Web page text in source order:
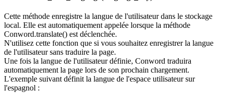
Cette méthode enregistre la langue de l'utilisateur dans le stockage
local. Elle est automatiquement appelée lorsque la méthode
Conword.translate() est déclenchée.
N'utilisez cette fonction que si vous souhaitez enregistrer la langue
de l'utilisateur sans traduire la page.
Une fois la langue de l'utilisateur définie, Conword traduira
automatiquement la page lors de son prochain chargement.
L'exemple suivant définit la langue de l'espace utilisateur sur
l'espagnol :